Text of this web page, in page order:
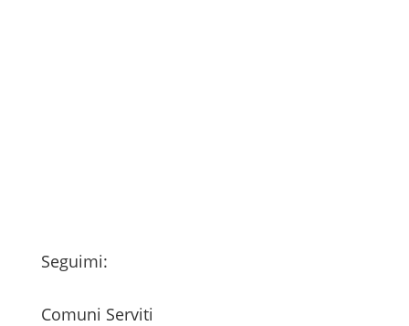
Seguimi:
Comuni Serviti